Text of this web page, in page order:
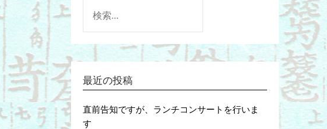
索:
最近の投稿
直前告知ですが、ランチコンサートを行いま
す